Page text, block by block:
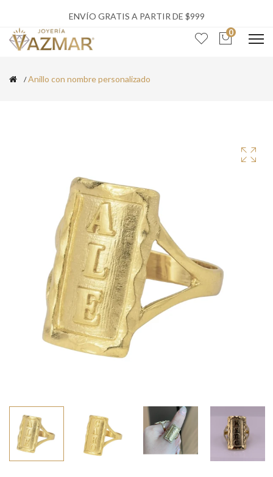
ENVÍO GRATIS A PARTIR DE $999
0
Anillo con nombre personalizado